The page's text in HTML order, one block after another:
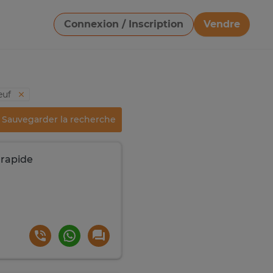
Connexion / Inscription
Vendre
Télécharger une image
Sauvegarder la recherche